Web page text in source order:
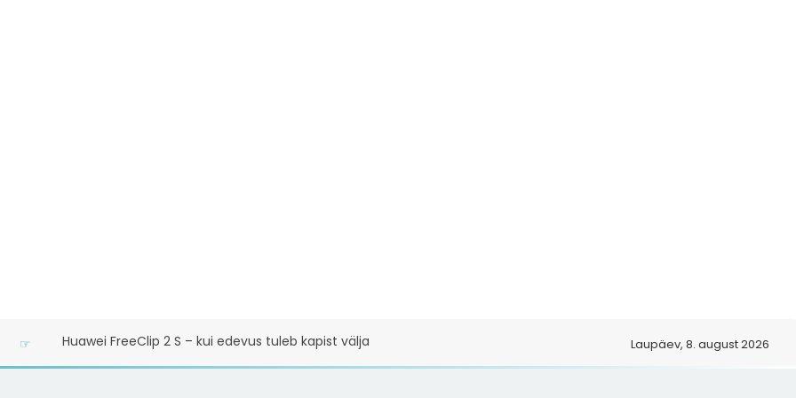
Ood poistele: Vahtralehe märgiga BMW ongi mu lemmikauto Laupäev, 8. august 2026